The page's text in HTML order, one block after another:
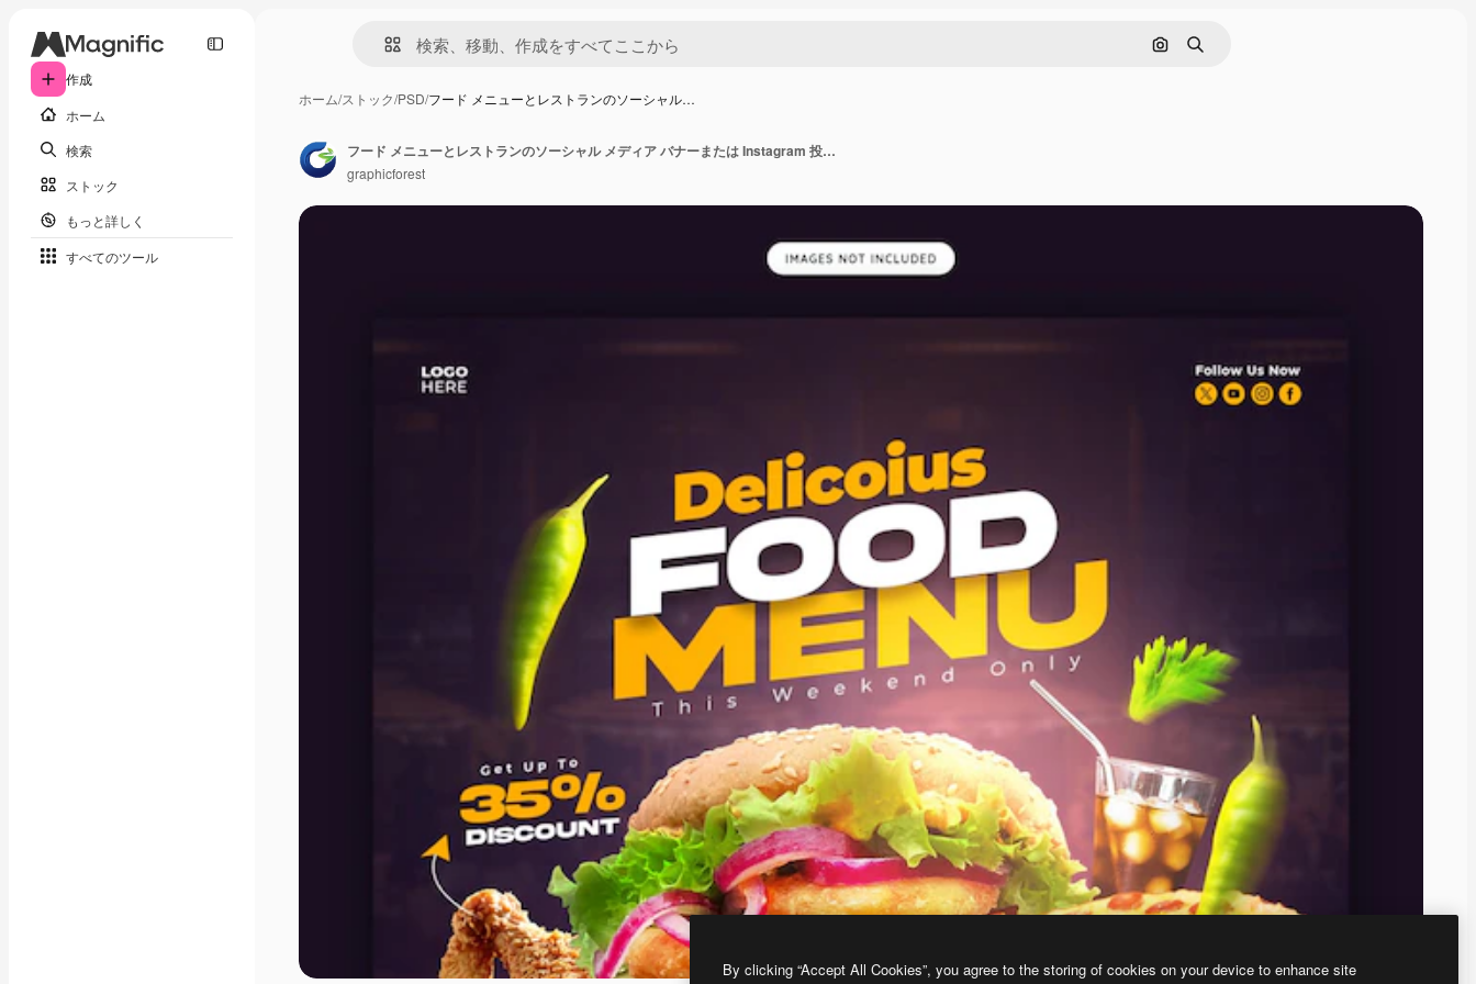
作成
ホーム
検索
ストック
もっと詳しく
すべてのツール
画像で検索
検索
ホーム/ストック/PSD/フード メニューとレストランのソーシャル…
フード メニューとレストランのソーシャル メディア バナーまたは Instagram 投稿テンプレート
graphicforest
By clicking “Accept All Cookies”, you agree to the storing of cookies on your device to enhance site